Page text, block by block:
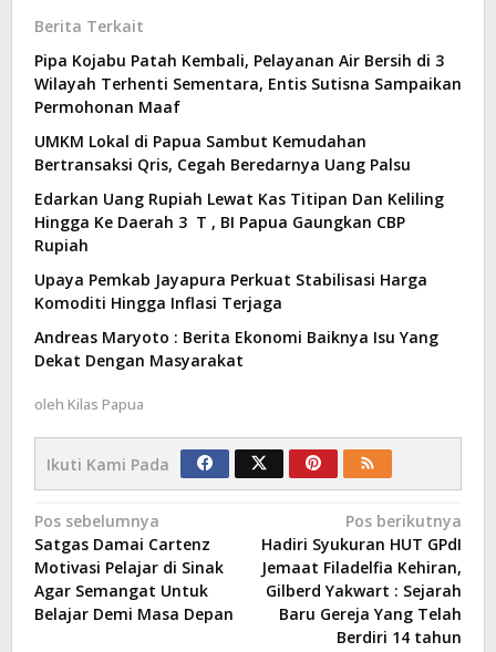
Berita Terkait
Pipa Kojabu Patah Kembali, Pelayanan Air Bersih di 3
Wilayah Terhenti Sementara, Entis Sutisna Sampaikan
Permohonan Maaf
UMKM Lokal di Papua Sambut Kemudahan
Bertransaksi Qris, Cegah Beredarnya Uang Palsu
Edarkan Uang Rupiah Lewat Kas Titipan Dan Keliling
Hingga Ke Daerah 3 T , BI Papua Gaungkan CBP
Rupiah
Upaya Pemkab Jayapura Perkuat Stabilisasi Harga
Komoditi Hingga Inflasi Terjaga
Andreas Maryoto : Berita Ekonomi Baiknya Isu Yang
Dekat Dengan Masyarakat
oleh Kilas Papua
Ikuti Kami Pada
Navigasi
pos
Pos sebelumnya
Satgas Damai Cartenz
Motivasi Pelajar di Sinak
Agar Semangat Untuk
Belajar Demi Masa Depan
Pos berikutnya
Hadiri Syukuran HUT GPdI
Jemaat Filadelfia Kehiran,
Gilberd Yakwart : Sejarah
Baru Gereja Yang Telah
Berdiri 14 tahun